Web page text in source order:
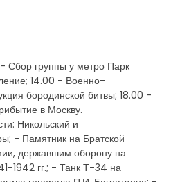
Сбор группы у метро Парк
14.00 - Военно-
бородинской битвы; 18.00 -
в Москву.
Никольский и
- Памятник на Братской
державшим оборону на
1942 гг.; - Танк Т-34 на